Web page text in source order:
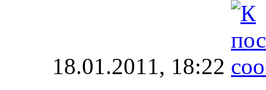
18.01.2011, 18:22